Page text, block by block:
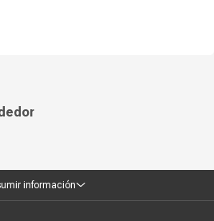
información